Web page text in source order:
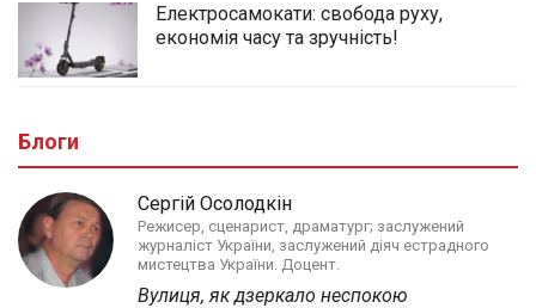
Електросамокати: свобода руху,
економія часу та зручність!
Блоги
Сергій Осолодкін
Режисер, сценарист, драматург; заслужений
журналіст України, заслужений діяч естрадного
мистецтва України. Доцент.
Вулиця, як дзеркало неспокою